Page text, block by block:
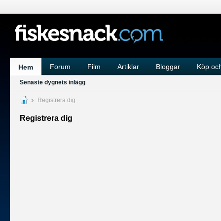
Hem Forum Film Artiklar Bloggar Köp
Senaste dygnets inlägg
Registrera dig
Registrera dig